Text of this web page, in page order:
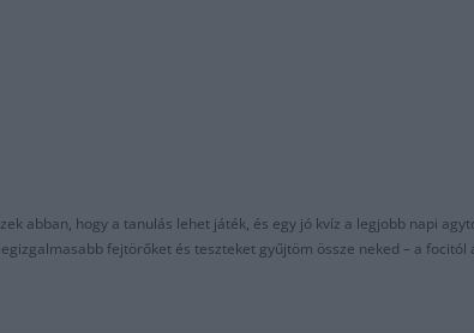
abban, hogy a tanulás lehet játék, és egy jó kvíz a legjobb napi
fejtörőket és teszteket gyűjtöm össze neked – a